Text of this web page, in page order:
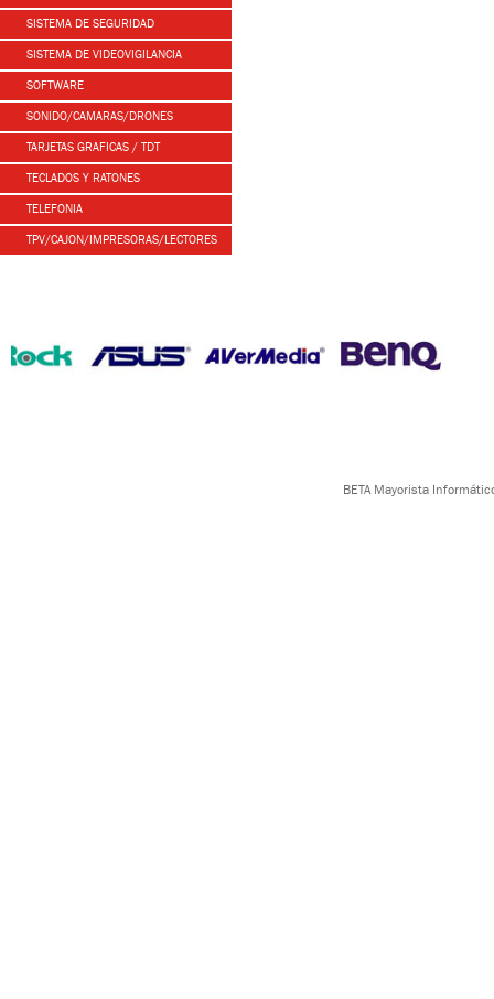
SISTEMA DE SEGURIDAD
SISTEMA DE VIDEOVIGILANCIA
SOFTWARE
SONIDO/CAMARAS/DRONES
TARJETAS GRAFICAS / TDT
TECLADOS Y RATONES
TELEFONIA
TPV/CAJON/IMPRESORAS/LECTORES
BETA Mayorista